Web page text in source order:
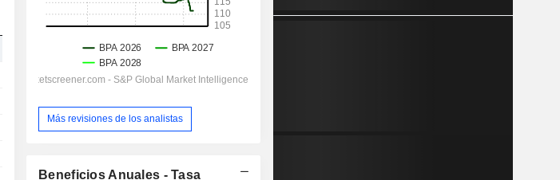
VE / Ventas
5.13x
Más revisiones de los analistas
Beneficios Anuales - Tasa